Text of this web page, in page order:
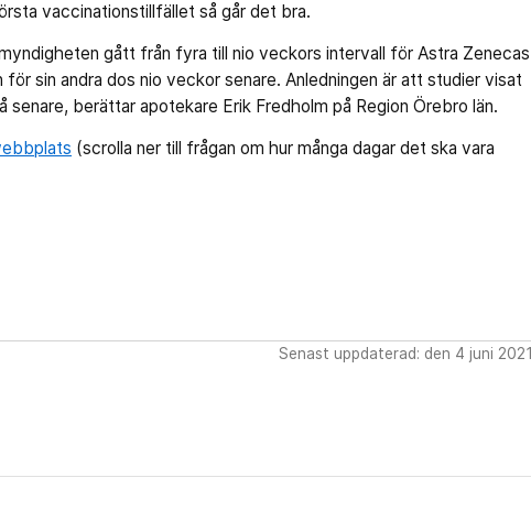
vaccinationstillfället så går det bra.
gått från fyra till nio veckors intervall för Astra Zenecas
sin andra dos nio veckor senare. Anledningen är att studier visat
berättar apotekare Erik Fredholm på Region Örebro län.
(scrolla ner till frågan om hur många dagar det ska vara
Senast uppdaterad: den 4 juni 2021